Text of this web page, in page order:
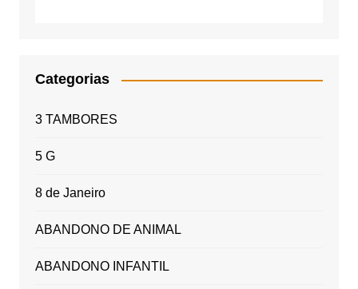
Categorias
3 TAMBORES
5 G
8 de Janeiro
ABANDONO DE ANIMAL
ABANDONO INFANTIL